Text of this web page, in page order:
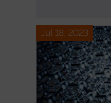
Jul 18, 2023